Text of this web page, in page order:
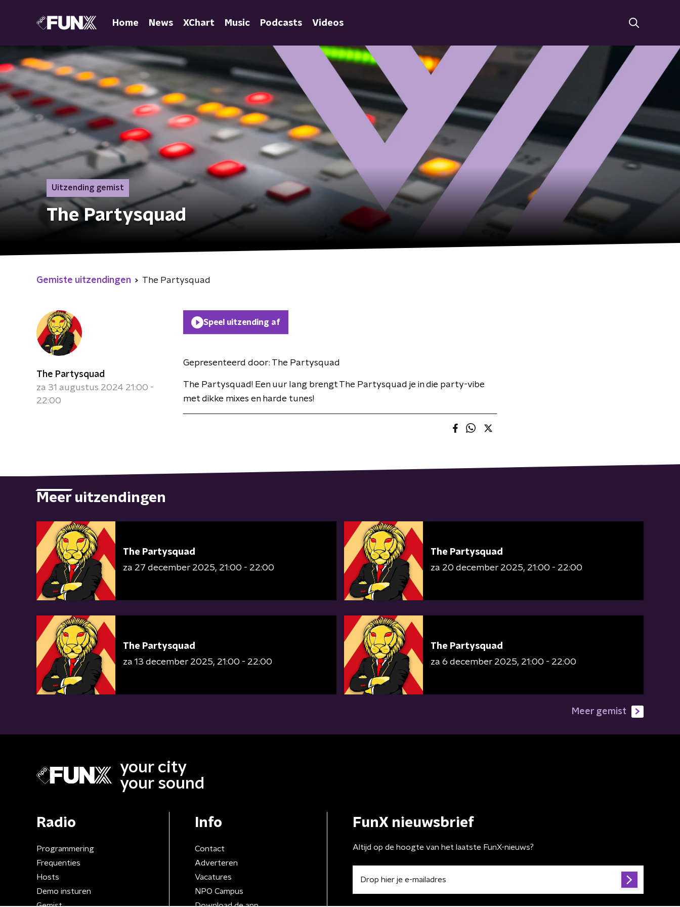
Home News XChart Music Podcasts Videos
Uitzending gemist
The Partysquad
Gemiste uitzendingen The Partysquad
The Partysquad
za 31 augustus 2024 21:00 -
22:00
Speel uitzending af
Gepresenteerd door: The Partysquad
The Partysquad! Een uur lang brengt The Partysquad je in die party-vibe
met dikke mixes en harde tunes!
Meer uitzendingen
The Partysquad
za 27 december 2025 21:00 - 22:00
The Partysquad
za 20 december 2025 21:00 - 22:00
The Partysquad
za 13 december 2025 21:00 - 22:00
The Partysquad
za 6 december 2025 21:00 - 22:00
Meer gemist
your city
your sound
Radio
Programmering
Frequenties
Hosts
Demo insturen
Gemist
Info
Contact
Adverteren
Vacatures
NPO Campus
Download de app
FunX nieuwsbrief
Altijd op de hoogte van het laatste FunX-nieuws?